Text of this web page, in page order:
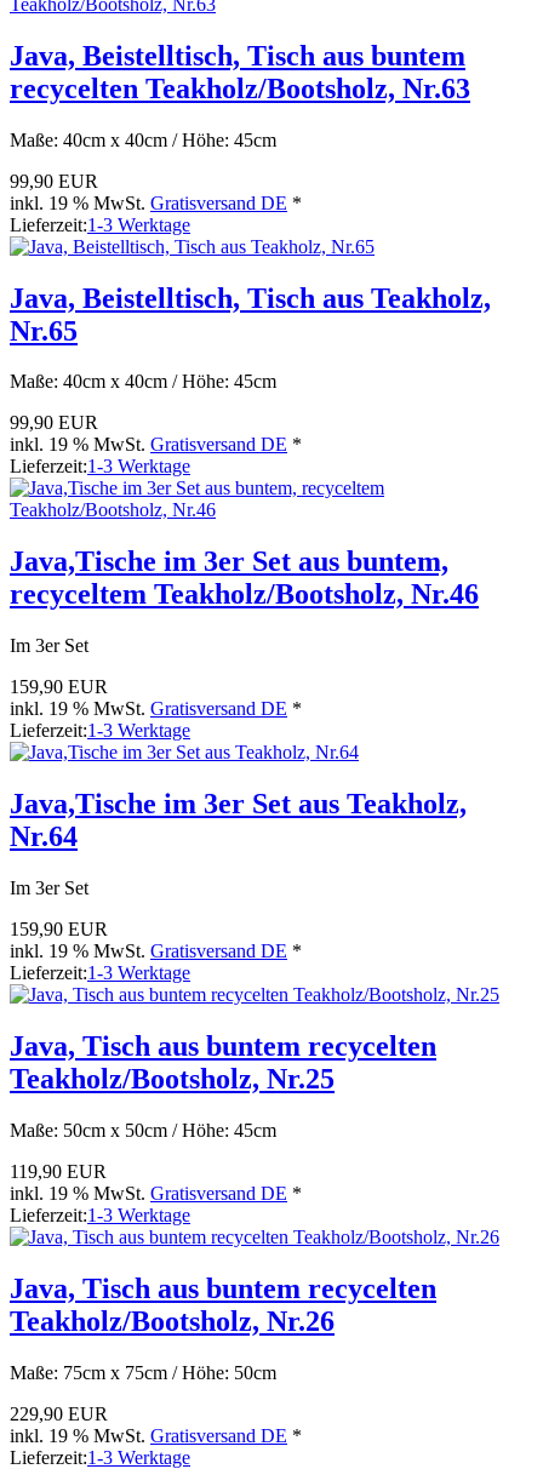
Java, Beistelltisch, Tisch aus buntem
recycelten Teakholz/Bootsholz, Nr.63
Maße: 40cm x 40cm / Höhe: 45cm
99,90 EUR
inkl. 19 % MwSt. Gratisversand DE *
Lieferzeit:1-3 Werktage
Java, Beistelltisch, Tisch aus Teakholz,
Nr.65
Maße: 40cm x 40cm / Höhe: 45cm
99,90 EUR
inkl. 19 % MwSt. Gratisversand DE *
Lieferzeit:1-3 Werktage
Java,Tische im 3er Set aus buntem,
recyceltem Teakholz/Bootsholz, Nr.46
Im 3er Set
159,90 EUR
inkl. 19 % MwSt. Gratisversand DE *
Lieferzeit:1-3 Werktage
Java,Tische im 3er Set aus Teakholz,
Nr.64
Im 3er Set
159,90 EUR
inkl. 19 % MwSt. Gratisversand DE *
Lieferzeit:1-3 Werktage
Java, Tisch aus buntem recycelten
Teakholz/Bootsholz, Nr.25
Maße: 50cm x 50cm / Höhe: 45cm
119,90 EUR
inkl. 19 % MwSt. Gratisversand DE *
Lieferzeit:1-3 Werktage
Java, Tisch aus buntem recycelten
Teakholz/Bootsholz, Nr.26
Maße: 75cm x 75cm / Höhe: 50cm
229,90 EUR
inkl. 19 % MwSt. Gratisversand DE *
Lieferzeit:1-3 Werktage